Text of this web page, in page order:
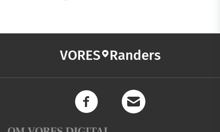
VORES Randers